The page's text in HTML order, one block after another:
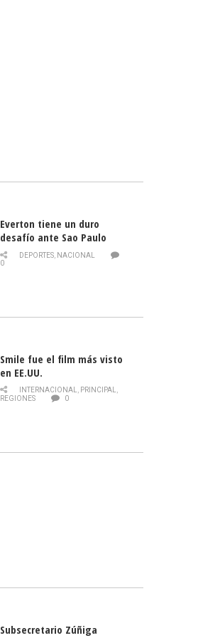
Everton tiene un duro
desafío ante Sao Paulo
DEPORTES, NACIONAL
0
Smile fue el film más visto
en EE.UU.
INTERNACIONAL, PRINCIPAL,
REGIONES
0
Subsecretario Zúñiga